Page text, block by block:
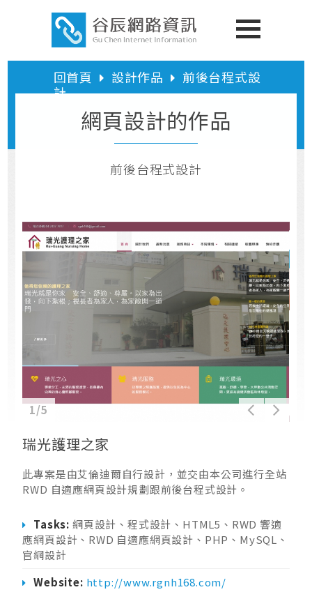
回首頁 設計作品
前後台程式設
計
網頁設計的作品
前後台程式設計
1/5
瑞光護理之家
此專案是由艾倫迪爾自行設計，並交由本公司進行全站
RWD 自適應網頁設計規劃跟前後台程式設計。
Tasks: 網頁設計、程式設計、HTML5、RWD 響適
應網頁設計、RWD 自適應網頁設計、PHP、MySQL、
官網設計
Website: http://www.rgnh168.com/